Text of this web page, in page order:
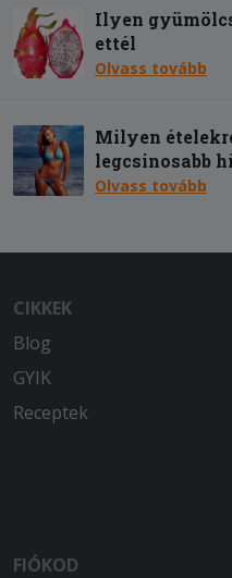
Ilyen
ettél
Olvass tovább
Milyen
legcsinosabb
Olvass tovább
CIKKEK
Blog
GYIK
Receptek
FIÓKOD